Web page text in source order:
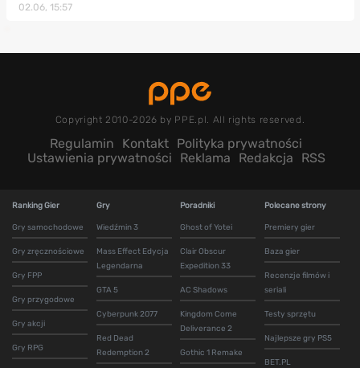
02.06, 15:57
Copyright 2010-2026 by PPE.pl. All rights reserved.
Regulamin Kontakt Polityka prywatności
Ustawienia prywatności
Reklama Redakcja RSS
Ranking Gier
Gry samochodowe
Gry zręcznościowe
Gry FPP
Gry przygodowe
Gry akcji
Gry RPG
Gry
Wiedźmin 3
Mass Effect Edycja
Legendarna
GTA 5
Cyberpunk 2077
Red Dead
Redemption 2
Poradniki
Ghost of Yotei
Clair Obscur
Expedition 33
AC Shadows
Kingdom Come
Deliverance 2
Gothic 1 Remake
Polecane strony
Premiery gier
Baza gier
Recenzje filmów i
seriali
Testy sprzętu
Najlepsze gry PS5
BET.PL